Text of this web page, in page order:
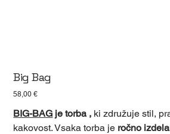
Big Bag
Cena
58,00 €
BIG-BAG je torba , ki združuje stil,
kakovost. Vsaka torba je ročno